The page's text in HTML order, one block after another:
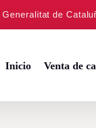
de
Inicio Venta de